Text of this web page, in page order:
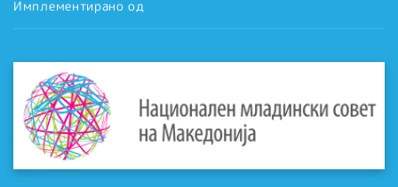
Имплементирано од